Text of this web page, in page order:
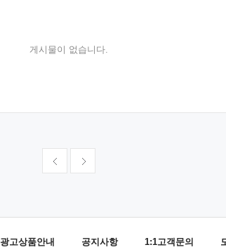
게시물이 없습니다.
광고상품안내 공지사항 1:1고객문의